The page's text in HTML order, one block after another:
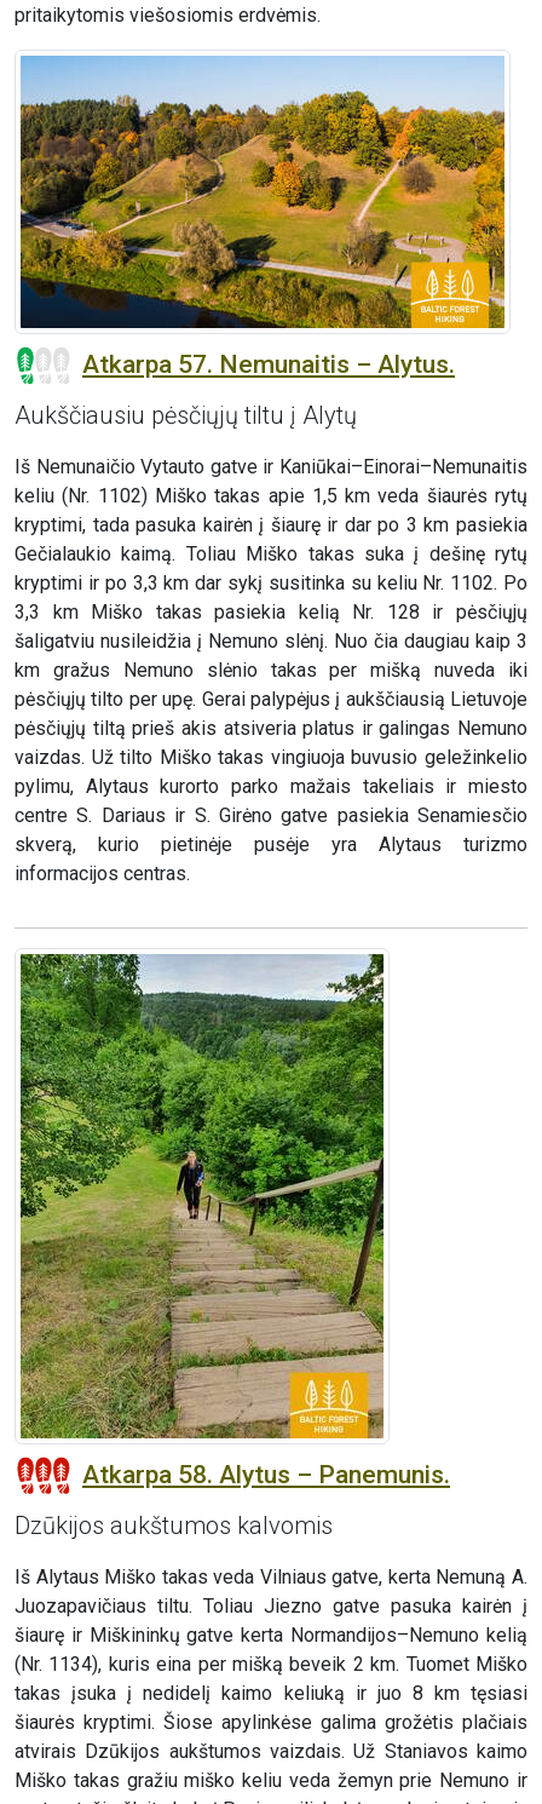
pritaikytomis viešosiomis erdvėmis.
Atkarpa 57. Nemunaitis – Alytus.
Aukščiausiu pėsčiųjų tiltu į Alytų
Iš Nemunaičio Vytauto gatve ir Kaniūkai–Einorai–Nemunaitis
keliu (Nr. 1102) Miško takas apie 1,5 km veda šiaurės rytų
kryptimi, tada pasuka kairėn į šiaurę ir dar po 3 km pasiekia
Gečialaukio kaimą. Toliau Miško takas suka į dešinę rytų
kryptimi ir po 3,3 km dar sykį susitinka su keliu Nr. 1102. Po
3,3 km Miško takas pasiekia kelią Nr. 128 ir pėsčiųjų
šaligatviu nusileidžia į Nemuno slėnį. Nuo čia daugiau kaip 3
km gražus Nemuno slėnio takas per mišką nuveda iki
pėsčiųjų tilto per upę. Gerai palypėjus į aukščiausią Lietuvoje
pėsčiųjų tiltą prieš akis atsiveria platus ir galingas Nemuno
vaizdas. Už tilto Miško takas vingiuoja buvusio geležinkelio
pylimu, Alytaus kurorto parko mažais takeliais ir miesto
centre S. Dariaus ir S. Girėno gatve pasiekia Senamiesčio
skverą, kurio pietinėje pusėje yra Alytaus turizmo
informacijos centras.
Atkarpa 58. Alytus – Panemunis.
Dzūkijos aukštumos kalvomis
Iš Alytaus Miško takas veda Vilniaus gatve, kerta Nemuną A.
Juozapavičiaus tiltu. Toliau Jiezno gatve pasuka kairėn į
šiaurę ir Miškininkų gatve kerta Normandijos–Nemuno kelią
(Nr. 1134), kuris eina per mišką beveik 2 km. Tuomet Miško
takas įsuka į nedidelį kaimo keliuką ir juo 8 km tęsiasi
šiaurės kryptimi. Šiose apylinkėse galima grožėtis plačiais
atvirais Dzūkijos aukštumos vaizdais. Už Staniavos kaimo
Miško takas gražiu miško keliu veda žemyn prie Nemuno ir